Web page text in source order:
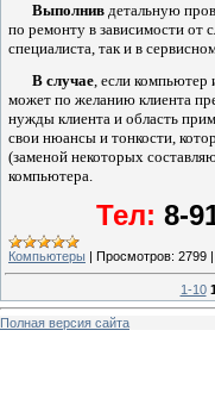
Выполнив детальную
по ремонту в зависимости от
специалиста, так и в
В случае, если компьютер
может по желанию клиента
нужды клиента и область
свои нюансы и тонкости,
(заменой некоторых
компьютера.
Тел: 8-
Компьютеры | Просмотров: 2799 |
1-10
Полная версия сайта